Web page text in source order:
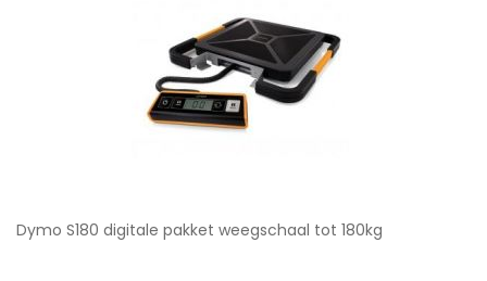
Dymo S180 digitale pakket weegschaal tot 180kg